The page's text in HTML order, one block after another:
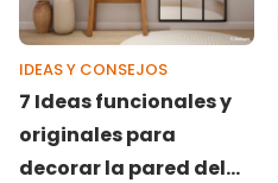
IDEAS Y CONSEJOS
7 Ideas funcionales y
originales para
decorar la pared del